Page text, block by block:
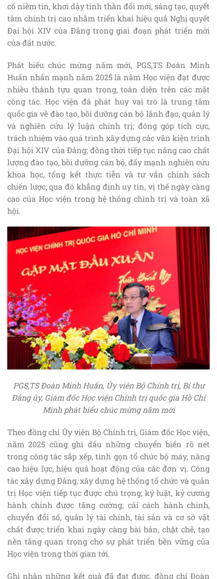
cố niềm tin, khơi dậy tinh thần đổi mới, sáng tạo, quyết
tâm chính trị cao nhằm triển khai hiệu quả Nghị quyết
Đại hội XIV của Đảng trong giai đoạn phát triển mới
của đất nước.
Phát biểu chúc mừng năm mới, PGS,TS Đoàn Minh
Huấn nhấn mạnh năm 2025 là năm Học viện đạt được
nhiều thành tựu quan trọng, toàn diện trên các mặt
công tác. Học viện đã phát huy vai trò là trung tâm
quốc gia về đào tạo, bồi dưỡng cán bộ lãnh đạo, quản lý
và nghiên cứu lý luận chính trị; đóng góp tích cực,
trách nhiệm vào quá trình xây dựng các văn kiện trình
Đại hội XIV của Đảng; đồng thời tiếp tục nâng cao chất
lượng đào tạo, bồi dưỡng cán bộ, đẩy mạnh nghiên cứu
khoa học, tổng kết thực tiễn và tư vấn chính sách
chiến lược; qua đó khẳng định uy tín, vị thế ngày càng
cao của Học viện trong hệ thống chính trị và toàn xã
hội.
PGS,TS Đoàn Minh Huấn, Ủy viên Bộ Chính trị, Bí thư
Đảng ủy, Giám đốc Học viện Chính trị quốc gia Hồ Chí
Minh phát biểu chúc mừng năm mới
Theo đồng chí Ủy viên Bộ Chính trị, Giám đốc Học viện,
năm 2025 cũng ghi dấu những chuyển biến rõ nét
trong công tác sắp xếp, tinh gọn tổ chức bộ máy, nâng
cao hiệu lực, hiệu quả hoạt động của các đơn vị. Công
tác xây dựng Đảng, xây dựng hệ thống tổ chức và quản
trị Học viện tiếp tục được chú trọng; kỷ luật, kỷ cương
hành chính được tăng cường; cải cách hành chính,
chuyển đổi số, quản lý tài chính, tài sản và cơ sở vật
chất được triển khai ngày càng bài bản, chặt chẽ, tạo
nền tảng quan trọng cho sự phát triển bền vững của
Học viện trong thời gian tới.
Ghi nhận những kết quả đã đạt được, đồng chí Đoàn